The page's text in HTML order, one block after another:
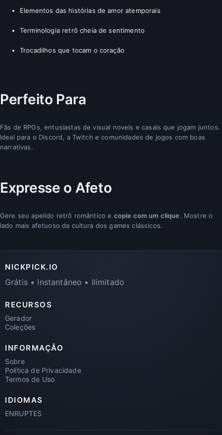
Elementos das histórias de amor atemporais
Terminologia retrô cheia de sentimento
Trocadilhos que tocam o coração
Perfeito Para
Fãs de RPGs, entusiastas de visual novels e casais que jogam juntos.
Ideal para o Discord, a Twitch e comunidades de jogos com boas
narrativas.
Expresse o Afeto
Gere seu apelido retrô romântico e copie com um clique. Mostre o
lado mais afetuoso da cultura dos games clássicos.
NICKPICK.IO
Grátis • Instantâneo • Ilimitado
RECURSOS
Gerador
Coleções
INFORMAÇÃO
Sobre
Política de Privacidade
Termos de Uso
IDIOMAS
ENRUPTES